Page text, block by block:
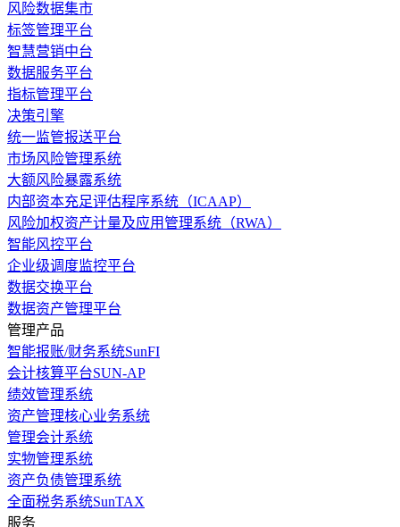
风险数据集市
标签管理平台
智慧营销中台
数据服务平台
指标管理平台
决策引擎
统一监管报送平台
市场风险管理系统
大额风险暴露系统
内部资本充足评估程序系统（ICAAP）
风险加权资产计量及应用管理系统（RWA）
智能风控平台
企业级调度监控平台
数据交换平台
数据资产管理平台
管理产品
智能报账/财务系统SunFI
会计核算平台SUN-AP
绩效管理系统
资产管理核心业务系统
管理会计系统
实物管理系统
资产负债管理系统
全面税务系统SunTAX
服务